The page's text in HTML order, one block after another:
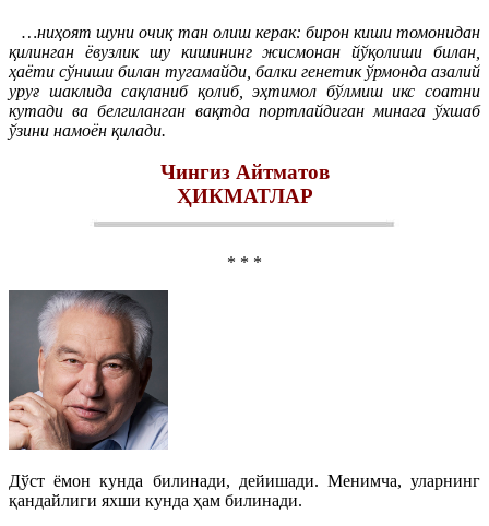
…ниҳоят шуни очиқ тан олиш керак: бирон киши томонидан
қилинган ёвузлик шу кишининг жисмонан йўқолиши билан,
ҳаёти сўниши билан тугамайди, балки генетик ўрмонда азалий
уруғ шаклида сақланиб қолиб, эҳтимол бўлмиш икс соатни
кутади ва белгиланган вақтда портлайдиган минага ўхшаб
ўзини намоён қилади.
Чингиз Айтматов
ҲИКМАТЛАР
* * *
Дўст ёмон кунда билинади, дейишади. Менимча, уларнинг
қандайлиги яхши кунда ҳам билинади.